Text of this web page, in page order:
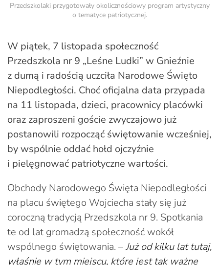
Przedszkolaki przygotowały okolicznościowy program artystyczny
o tematyce patriotycznej.
W piątek, 7 listopada społeczność
Przedszkola nr 9 „Leśne Ludki” w Gnieźnie
z dumą i radością uczciła Narodowe Święto
Niepodległości. Choć oficjalna data przypada
na 11 listopada, dzieci, pracownicy placówki
oraz zaproszeni goście zwyczajowo już
postanowili rozpocząć świętowanie wcześniej,
by wspólnie oddać hołd ojczyźnie
i pielęgnować patriotyczne wartości.
Obchody Narodowego Święta Niepodległości
na placu świętego Wojciecha stały się już
coroczną tradycją Przedszkola nr 9. Spotkania
te od lat gromadzą społeczność wokół
wspólnego świętowania. –Już od kilku lat tutaj,
właśnie w tym miejscu, które jest tak ważne